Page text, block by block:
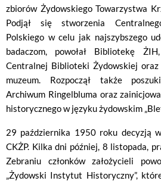
zbiorów Żydowskiego Towarzystwa
Podjął się stworzenia
Polskiego w celu jak najszybszego
badaczom, powołał Bibliotekę
Centralnej Biblioteki Żydowskiej oraz
muzeum. Rozpoczął także
Archiwum Ringelbluma oraz
historycznego w języku żydowskim
29 października 1950 roku decyzją
CKŻP. Kilka dni później, 8 listopada,
Zebraniu członków założycieli
„Żydowski Instytut Historyczny”,